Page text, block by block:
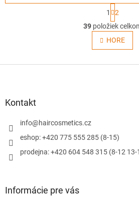
O
v
l
á
k
v
S
t
r
á
n
k
v
1
2
39položiek
HORE
Kontakt
info@haircosmetics.cz
eshop: +420 775 555 285 (8-15)
prodejna: +420 604 548 315 (8-12 13-
Informácie pre vás